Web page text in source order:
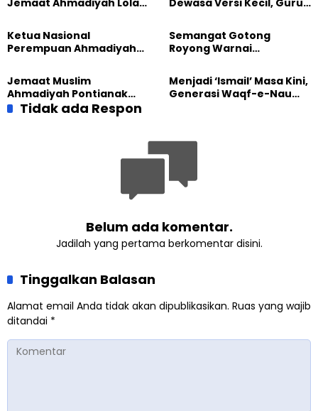
Sembako kepada Warga
Ketua Nasional
Perempuan Ahmadiyah
Besar Universitas
Terbuka
Semangat Gotong
Royong Warnai
Masjid di Jemaat
Ahmadiyah Sukapura
Jemaat Muslim
Ahmadiyah Pontianak
dan Gereja Katedral
Perkuat Kolaborasi Sosial
Menjadi ‘Ismail’ Masa Kini,
Generasi Waqf-e-Nau
Tidak ada Respon
Belum ada komentar.
Jadilah yang pertama berkomentar disini.
Tinggalkan Balasan
Alamat email Anda tidak akan dipublikasikan. Ruas yang wajib
ditandai *